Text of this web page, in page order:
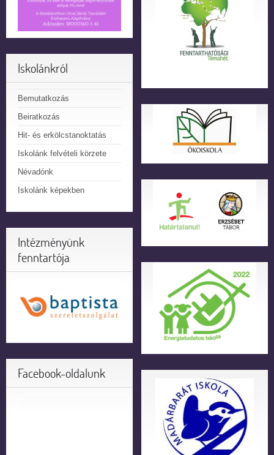
Iskolánkról
Bemutatkozás
Beiratkozás
Hit- és erkölcstanoktatás
Iskolánk felvételi körzete
Névadónk
Iskolánk képekben
Intézményünk
fenntartója
Facebook-oldalunk